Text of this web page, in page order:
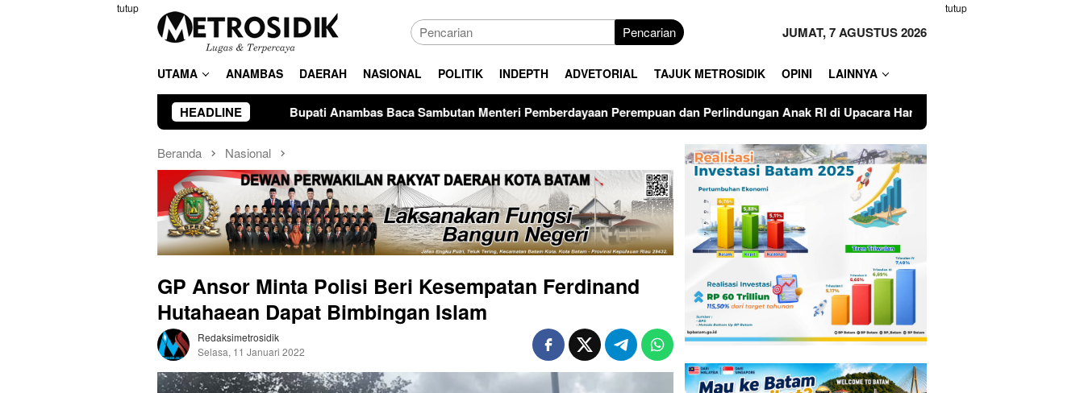
tutup tutup
Pencarian JUMAT, 7 AGUSTUS 2026
UTAMA ANAMBAS DAERAH NASIONAL POLITIK INDEPTH ADVETORIAL TAJUK METROSIDIK OPINI LAINNYA
HEADLINE
Bupati Anambas Baca Sambutan Menteri Pemberdayaan Perempuan dan Perlindungan Anak RI di Upacara Hari Anak Nasional ke-42 Tahun 2026
Beranda Nasional
GP Ansor Minta Polisi Beri Kesempatan Ferdinand
Hutahaean Dapat Bimbingan Islam
Redaksimetrosidik
Selasa, 11 Januari 2022